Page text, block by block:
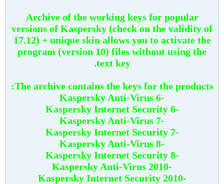
Archive of the working keys for popular
versions of Kaspersky (check on the validity of
17.12) + unique skin allows you to activate the
program (version 10) files without using the
text key.
The archive contains the keys for the products:
-Kaspersky Anti-Virus 6
-Kaspersky Internet Security 6
-Kaspersky Anti-Virus 7
-Kaspersky Internet Security 7
-Kaspersky Anti-Virus 8
-Kaspersky Internet Security 8
-Kaspersky Anti-Virus 2010
-Kaspersky Internet Security 2010